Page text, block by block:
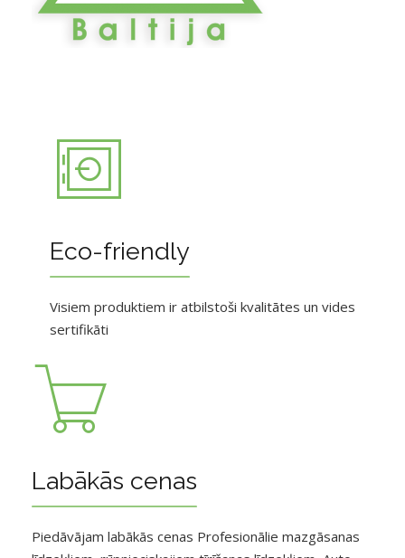
Eco-friendly
Visiem produktiem ir atbilstoši kvalitātes un vides
sertifikāti
Labākās cenas
Piedāvājam labākās cenas Profesionālie mazgāsanas